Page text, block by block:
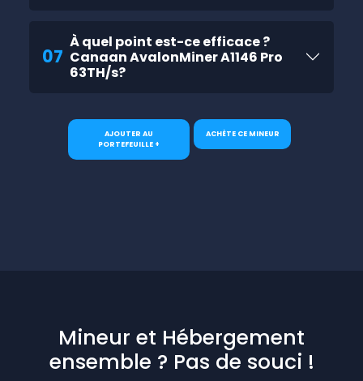
07
À quel point est-ce efficace ?
Canaan AvalonMiner A1146 Pro
63TH/s?
AJOUTER AU
PORTEFEUILLE +
ACHÈTE CE MINEUR
Mineur et Hébergement
ensemble ? Pas de souci !